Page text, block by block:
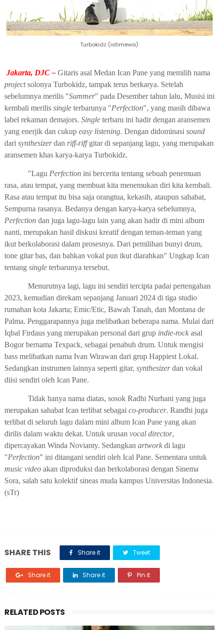
Turbokidz (istimewa)
Jakarta, DJC – Gitaris asal Medan Ican Pane yang memilih nama
projectsolonya Turbokidz, tampak terus berkarya. Setelah
sebelumnya merilis "Summer" pada Desember tahun lalu, Musisi ini
kembali merilis singleterbarunya "Perfection", yang masih dibawa
label rekaman demajors. Single terbaru ini hadir dengan aransemen
yang enerjik dan cukup easy listening. Dengan didominasi sound
dari synthesizerdan riff-riffgitar di sepanjang lagu, yang merupakan
aransemen khas karya-karya Turbokidz.
"Lagu Perfectionini bercerita tentang sebuah penemuan
rasa, atau tempat, yang membuat kita menemukan diri kita kembali.
Rasa atau tempat itu bisa saja orangtua, kekasih, ataupun sahabat,
Sempurna rasanya. Bedanya dengan karya-karya sebelumnya,
Perfectiondan juga lagu-lagu lain yang akan hadir di mini album
nanti, merupakan hasil diskusi kreatif dengan teman-teman yang
ikut berkolaborasi dalam prosesnya. Dari pemilihan bunyi drum,
tone gitar bas, dan bahkan vokal pun ikut diarahkan" Ungkap Ican
tentang singleterbarunya tersebut.
Menurutnya lagi, lagu ini sendiri tercipta padai pertengahan
2023, kemudian direkam sepanjang Januari 2024 di tiga studio
rumahan kota Jakarta; Emic/Etic, Bawah Tanah, dan Montana de
Palma. Penggarapannya juga melibatkan beberapa nama. Mulai dari
Iqbal Firdaus yang merupakan personal dari grup indie-rockasal
Bogor bernama Texpack, sebagai penabuh drum. Untuk mengisi
bass melibatkan nama Ivan Wirawan dari grup Happiest Lokal.
Sedangkan instrumen lainnya seperti gitar, synthesizerdan vokal
diisi sendiri oleh Ican Pane.
Tidak hanya nama diatas, sosok Radhi Nurhani yang juga
merupakan sahabat Ican terlibat sebagai co-producer. Randhi juga
terlibat di seluruh lagu dalam mini album Ican Pane yang akan
dirilis dalam waktu dekat. Untuk urusan vocal director,
dipercayakan Winda Novianty. Sedangkan artwork di lagu
"Perfection” ini ditangani sendiri oleh Ical Pane. Sementara untuk
music videoakan diproduksi dan berkolaborasi dengan Sinema
Sora, salah satu kolektif sineas muda kampus Universitas Indonesia.
(sTr)
SHARE THIS Share it Tweet
Share it Share it Pin it
RELATED POSTS